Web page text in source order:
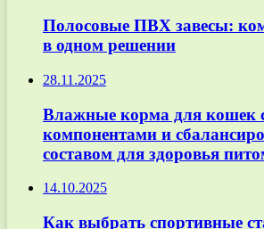
Полосовые ПВХ завесы:
в одном решении
28.11.2025
Влажные корма для кошек
компонентами и
составом для здоровья
14.10.2025
Как выбрать спортивные